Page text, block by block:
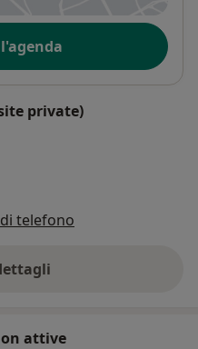
private)
telefono
attive